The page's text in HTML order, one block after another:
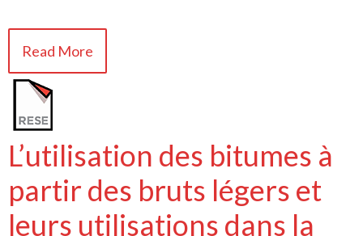
Read More
L’utilisation des bitumes à
partir des bruts légers et
leurs utilisations dans la